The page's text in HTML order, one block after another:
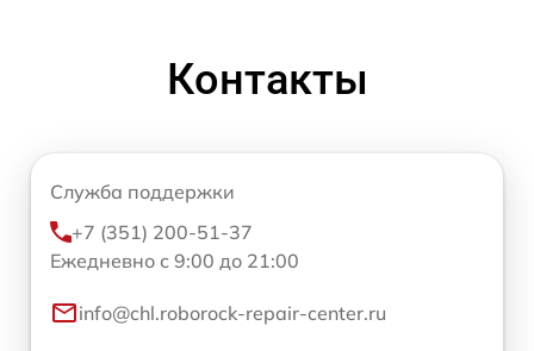
Контакты
Служба поддержки
+7 (351) 200-51-37
Ежедневно с 9:00 до 21:00
info@chl.roborock-repair-center.ru